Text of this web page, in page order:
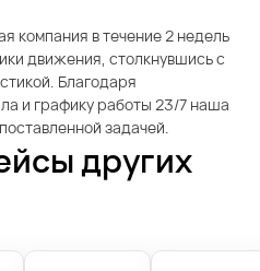
компания в течение 2 недель
движения, столкнувшись с
Благодаря
и графику работы 23/7 наша
задачей.
других